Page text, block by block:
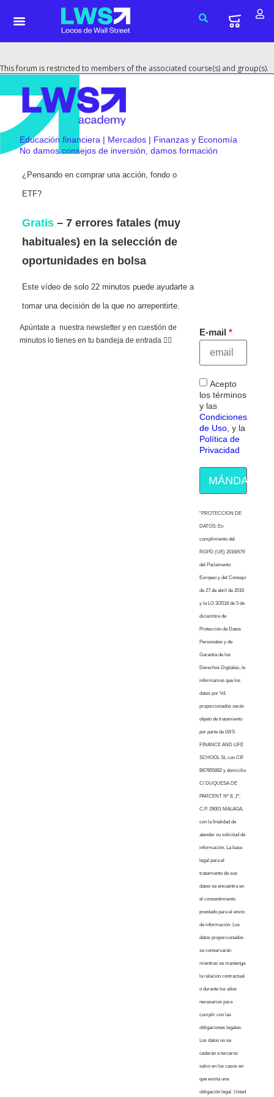
This forum is restricted to members of the associated course(s) and group(s).
Educación financiera | Mercados | Finanzas y Economía
No damos consejos de inversión, damos formación
¿Pensando en comprar una acción, fondo o
ETF?
Gratis – 7 errores fatales (muy
habituales) en la selección de
oportunidades en bolsa
Este vídeo de solo 22 minutos puede ayudarte a
tomar una decisión de la que no arrepentirte.
Apúntate a nuestra newsletter y en cuestión de
minutos lo tienes en tu bandeja de entrada 👇🏻
E-mail
Acepto
los términos
y las
Condiciones
de Uso, y la
Política de
Privacidad
MÁNDAME
“PROTECCION DE
DATOS: En
cumplimiento del
RGPD (UE) 2016/679
del Parlamento
Europeo y del Consejo
de 27 de abril de 2016
y la LO 3/2018 de 5 de
diciembre de
Protección de Datos
Personales y de
Garantía de los
Derechos Digitales, le
informamos que los
datos por Vd.
proporcionados serán
objeto de tratamiento
por parte de LWS
FINANCE AND LIFE
SCHOOL SL con CIF
B67855882 y domicilio
C/ DUQUESA DE
PARCENT Nº 8, 1º,
C.P. 29001 MALAGA,
con la finalidad de
atender su solicitud de
información. La base
legal para el
tratamiento de sus
datos se encuentra en
el consentimiento
prestado para el envío
de información. Los
datos proporcionados
se conservarán
mientras se mantenga
la relación contractual
o durante los años
necesarios para
cumplir con las
obligaciones legales.
Los datos no se
cederán a terceros
salvo en los casos en
que exista una
obligación legal. Usted